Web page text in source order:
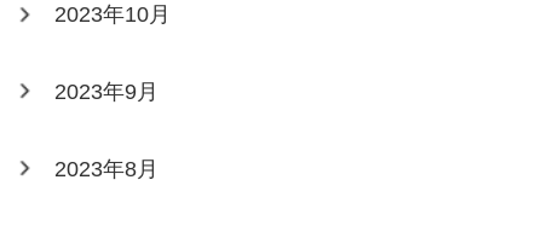
2023年10月
2023年9月
2023年8月